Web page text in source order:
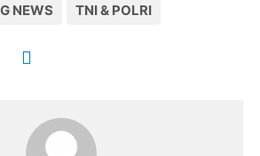
NEWS TNI & POLRI